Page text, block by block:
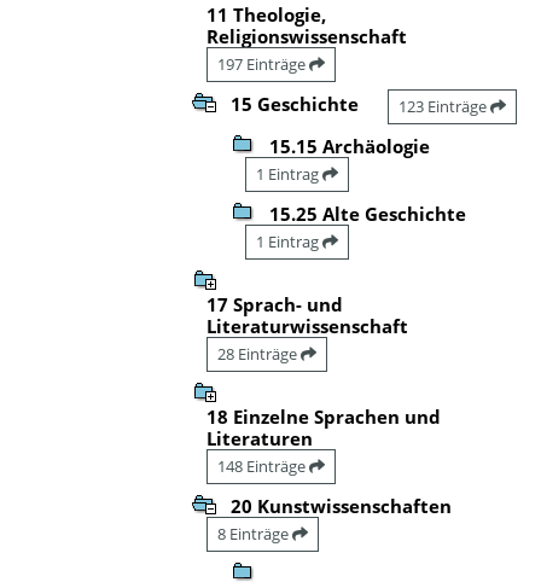
11 Theologie,
Religionswissenschaft
197 Einträge
15 Geschichte 123 Einträge
15.15 Archäologie
1 Eintrag
15.25 Alte Geschichte
1 Eintrag
17 Sprach- und
Literaturwissenschaft
28 Einträge
18 Einzelne Sprachen und
Literaturen
148 Einträge
20 Kunstwissenschaften
8 Einträge